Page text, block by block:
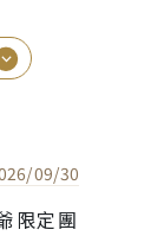
/09/30
限定團